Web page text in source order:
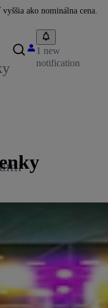
ako nominálna cena.
1 new
notification